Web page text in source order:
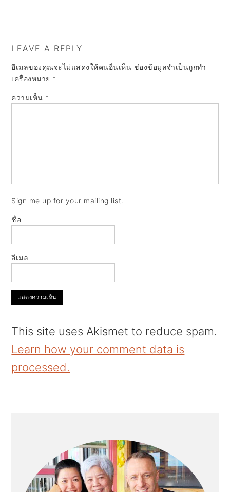
LEAVE A REPLY
อีเมลของคุณจะไม่แสดงให้คนอื่นเห็น ช่องข้อมูลจำเป็นถูกทำ
เครื่องหมาย *
ความเห็น *
Sign me up for your mailing list.
ชื่อ
อีเมล
This site uses Akismet to reduce spam.
Learn how your comment data is
processed.